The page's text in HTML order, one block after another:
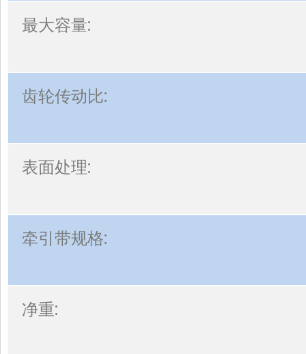
最大容量:
齿轮传动比:
表面处理:
牵引带规格:
净重: